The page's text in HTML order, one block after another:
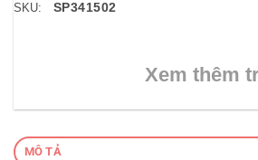
SKU: SP341502
Xem thêm
MÔ TẢ